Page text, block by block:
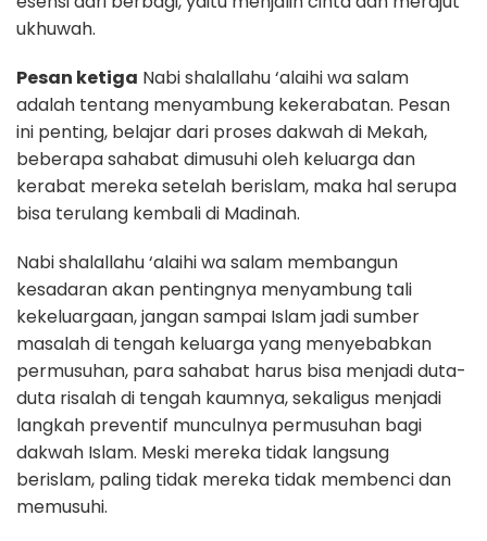
ukhuwah.
Pesan ketiga Nabi shalallahu ‘alaihi wa salam
adalah tentang menyambung kekerabatan. Pesan
ini penting, belajar dari proses dakwah di Mekah,
beberapa sahabat dimusuhi oleh keluarga dan
kerabat mereka setelah berislam, maka hal serupa
bisa terulang kembali di Madinah.
Nabi shalallahu ‘alaihi wa salam membangun
kesadaran akan pentingnya menyambung tali
kekeluargaan, jangan sampai Islam jadi sumber
masalah di tengah keluarga yang menyebabkan
permusuhan, para sahabat harus bisa menjadi duta-
duta risalah di tengah kaumnya, sekaligus menjadi
langkah preventif munculnya permusuhan bagi
dakwah Islam. Meski mereka tidak langsung
berislam, paling tidak mereka tidak membenci dan
memusuhi.